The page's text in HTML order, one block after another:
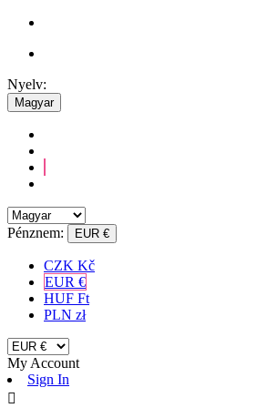
Nyelv:
Magyar
Pénznem: EUR €
CZK Kč
EUR €
HUF Ft
PLN zł
My Account
Sign In
